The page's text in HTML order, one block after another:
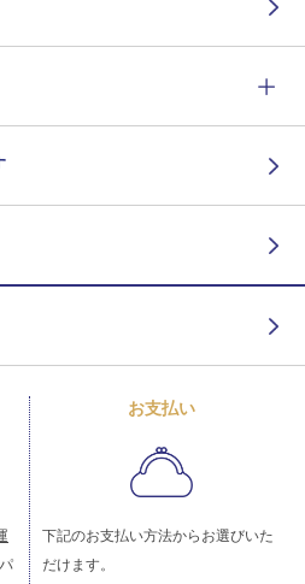
お支払い
下記のお支払い方法からお選びいた
だけます。